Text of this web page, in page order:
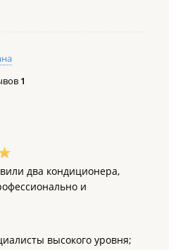
1
два кондиционера,
и
высокого уровня;